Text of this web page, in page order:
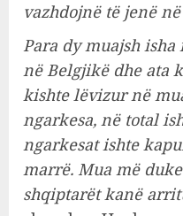
vazhdojnë të jenë
Para dy muajsh
në Belgjikë dhe ata
kishte lëvizur në
ngarkesa, në total
ngarkesat ishte
marrë. Mua më
shqiptarët kanë